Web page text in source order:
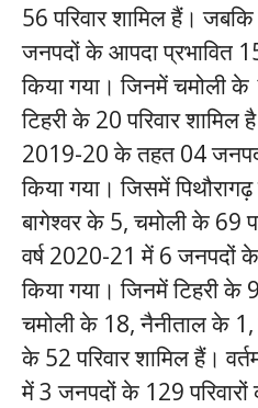
56 परिवार शामिल हैं।
जनपदों के आपदा प्रभावित
किया गया। जिनमें चमोली
टिहरी के 20 परिवार शामिल
2019-20 के तहत 04 जनपदों
किया गया। जिसमें
बागेश्वर के 5, चमोली के 69
वर्ष 2020-21 में 6 जनपदों के
किया गया। जिनमें टिहरी के
चमोली के 18, नैनीताल के 1,
के 52 परिवार शामिल हैं।
में 3 जनपदों के 129 परिवारों